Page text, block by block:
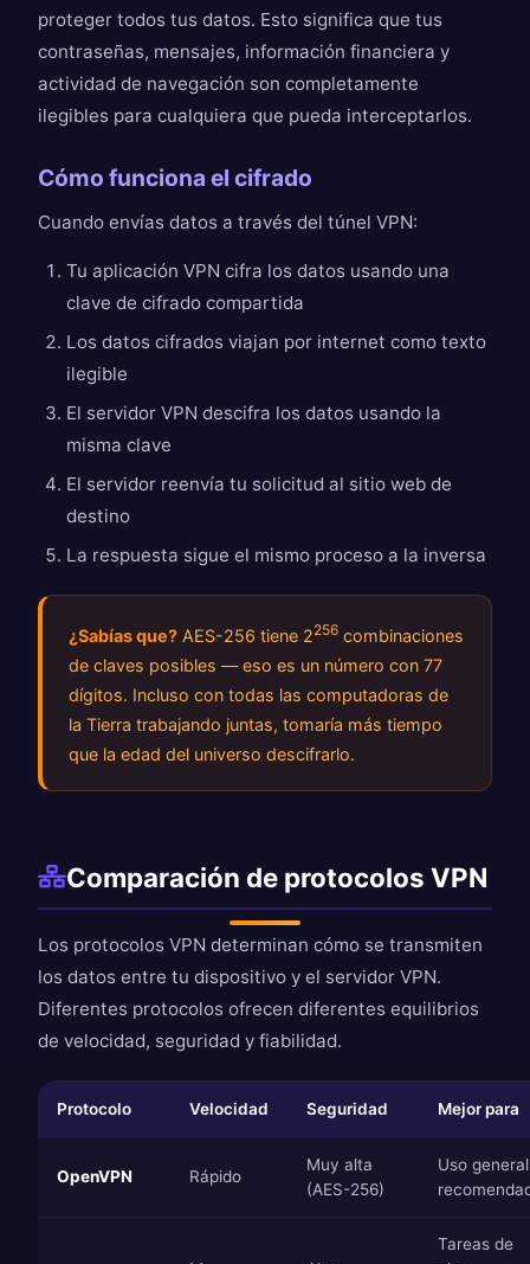
proteger todos tus datos. Esto significa que tus
contraseñas, mensajes, información financiera y
actividad de navegación son completamente
ilegibles para cualquiera que pueda interceptarlos.
Cómo funciona el cifrado
Cuando envías datos a través del túnel VPN:
Tu aplicación VPN cifra los datos usando una
clave de cifrado compartida
Los datos cifrados viajan por internet como texto
ilegible
El servidor VPN descifra los datos usando la
misma clave
El servidor reenvía tu solicitud al sitio web de
destino
La respuesta sigue el mismo proceso a la inversa
¿Sabías que? AES-256 tiene 2256 combinaciones
de claves posibles — eso es un número con 77
dígitos. Incluso con todas las computadoras de
la Tierra trabajando juntas, tomaría más tiempo
que la edad del universo descifrarlo.
Comparación de protocolos VPN
Los protocolos VPN determinan cómo se transmiten
los datos entre tu dispositivo y el servidor VPN.
Diferentes protocolos ofrecen diferentes equilibrios
de velocidad, seguridad y fiabilidad.
Protocolo Velocidad Seguridad Mejor para
OpenVPN Rápido
Muy alta
(AES-256)
Uso
Tareas de